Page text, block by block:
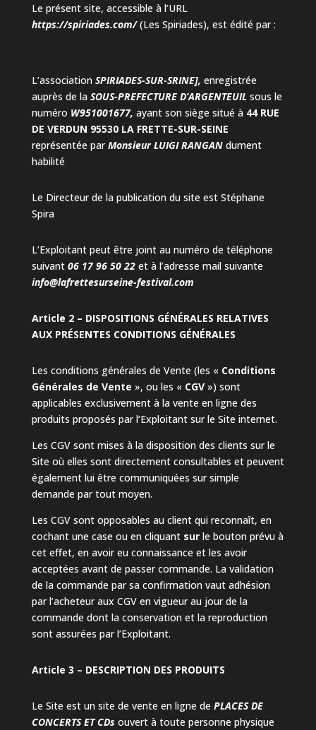
Le présent site, accessible à l’URL
https://spiriades.com/(Les Spiriades), est édité par :
L’association SPIRIADES-SUR-SRINE], enregistrée
auprès de la SOUS-PREFECTURE D’ARGENTEUILsous le
numéro W951001677, ayant son siège situé à 44 RUE
DE VERDUN 95530 LA FRETTE-SUR-SEINE
représentée parMonsieur LUIGI RANGAN dument
habilité
Le Directeur de la publication du site est Stéphane
Spira
L’Exploitant peut être joint au numéro de téléphone
suivant 06 17 96 50 22 et à l’adresse mail suivante
info@lafrettesurseine-festival.com
Article 2 – DISPOSITIONS GÉNÉRALES RELATIVES
AUX PRÉSENTES CONDITIONS GÉNÉRALES
Les conditions générales de Vente (les « Conditions
Générales de Vente », ou les « CGV») sont
applicables exclusivement à la vente en ligne des
produits proposés par l’Exploitant sur le Site internet.
Les CGV sont mises à la disposition des clients sur le
Site où elles sont directement consultables et peuvent
également lui être communiquées sur simple
demande par tout moyen.
Les CGV sont opposables au client qui reconnaît, en
cochant une case ou en cliquant surle bouton prévu à
cet effet, en avoir eu connaissance et les avoir
acceptées avant de passer commande. La validation
de la commande par sa confirmation vaut adhésion
par l’acheteur aux CGV en vigueur au jour de la
commande dont la conservation et la reproduction
sont assurées par l’Exploitant.
Article 3 – DESCRIPTION DES PRODUITS
Le Site est un site de vente en ligne de PLACES DE
CONCERTS ET CDs ouvert à toute personne physique